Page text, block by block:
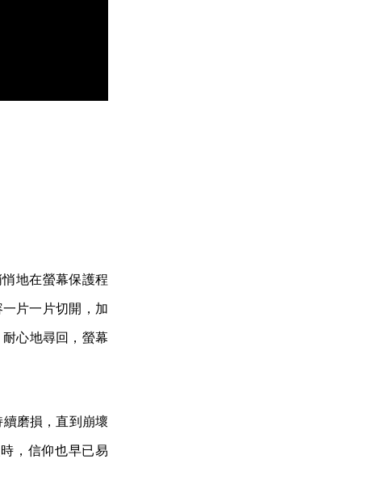
悄地在螢幕保護程
片一片切開，加
心地尋回，螢幕
續磨損，直到崩壞
，信仰也早已易